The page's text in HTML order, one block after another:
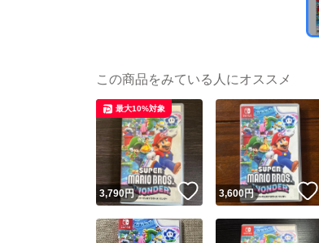
この商品をみている人にオススメ
3,790円 いいね！
最大10%対象
3,600円